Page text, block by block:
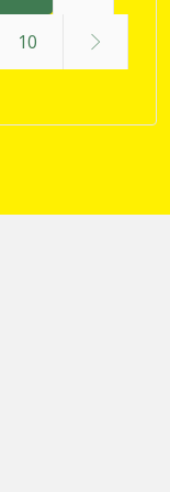
10